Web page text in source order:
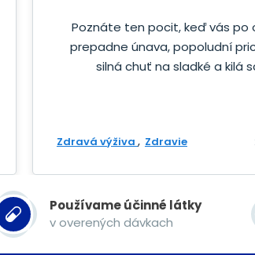
Poznáte ten pocit, keď vás po
prepadne únava, popoludní
silná chuť na sladké a kilá
Zdravá výživa Zdravie
Používame účinné látky
v overených dávkach